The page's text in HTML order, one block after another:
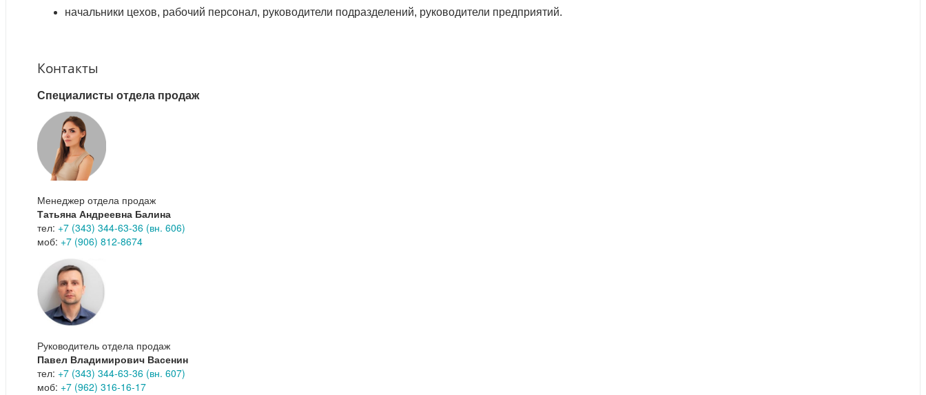
начальники цехов, рабочий персонал, руководители подразделений, руководители предприятий.
Контакты
Специалисты отдела продаж
Менеджер отдела продаж
Татьяна Андреевна Балина
тел: +7 (343) 344-63-36 (вн. 606)
моб: +7 (906) 812-8674
Руководитель отдела продаж
Павел Владимирович Васенин
тел: +7 (343) 344-63-36 (вн. 607)
моб: +7 (962) 316-16-17